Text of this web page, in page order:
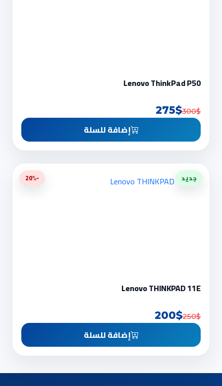
Lenovo ThinkPad P50
300$
275$
إضافة للسلة
جديد -20%
Lenovo THINKPAD 11E
250$
200$
إضافة للسلة